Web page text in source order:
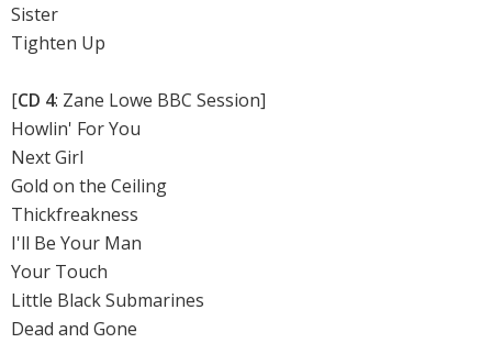
Sister
Tighten Up
[CD 4: Zane Lowe BBC Session]
Howlin' For You
Next Girl
Gold on the Ceiling
Thickfreakness
I'll Be Your Man
Your Touch
Little Black Submarines
Dead and Gone